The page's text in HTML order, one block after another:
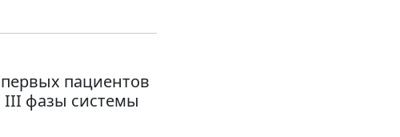
пациентов
III фазы системы